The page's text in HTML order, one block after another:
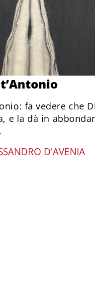
fa vedere che
e la dà in
D'AVENIA